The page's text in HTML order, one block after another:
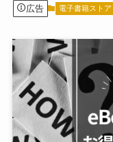
広告 電子書籍ストア